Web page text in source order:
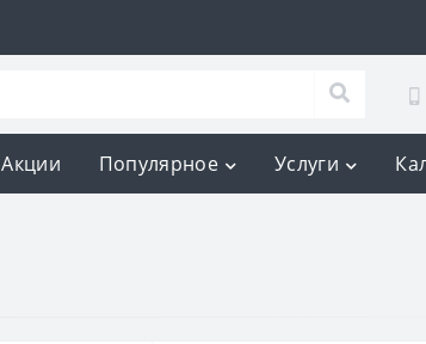
Акции Популярное Услуги